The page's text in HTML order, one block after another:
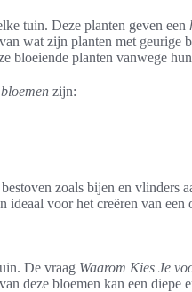
tuin. Deze planten geven een
wat zijn planten met geurige
bloeiende planten vanwege
zijn:
zoals bijen en vlinders
ideaal voor het creëren van een
De vraag Waarom Kies Je
deze bloemen kan een